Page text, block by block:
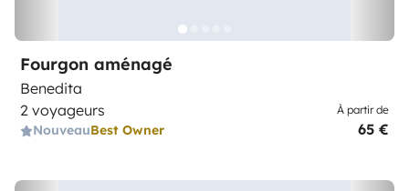
Fourgon aménagé
Benedita
2 voyageurs
NouveauBest Owner
À partir de
65 €